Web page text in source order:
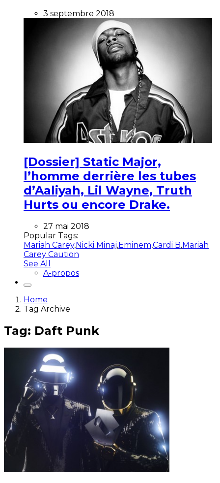
3 septembre 2018
[Dossier] Static Major,
l’homme derrière les tubes
d’Aaliyah, Lil Wayne, Truth
Hurts ou encore Drake.
27 mai 2018
Popular Tags:
Mariah Carey,Nicki Minaj,Eminem,Cardi B,Mariah
Carey Caution
See All
A-propos
Home
Tag Archive
Tag: Daft Punk